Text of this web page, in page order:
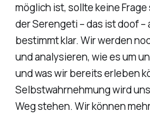
möglich ist, sollte keine
der Serengeti – das ist doof –
bestimmt klar. Wir werden
und analysieren, wie es um
und was wir bereits erleben
Selbstwahrnehmung wird
Weg stehen. Wir können